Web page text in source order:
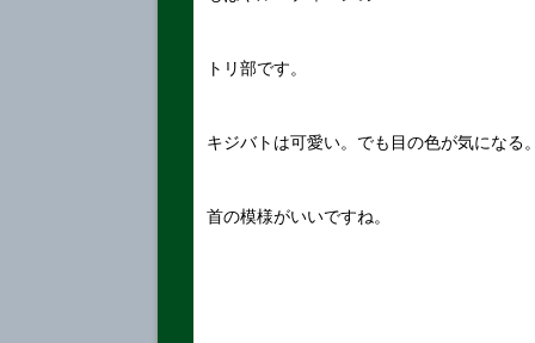
トリ部です。
キジバトは可愛い。でも目の色が気になる
首の模様がいいですね。